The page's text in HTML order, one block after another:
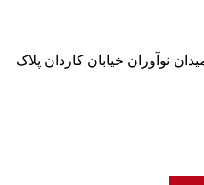
3 صنعتی میدان نوآوران خیابان کاردان پلاک